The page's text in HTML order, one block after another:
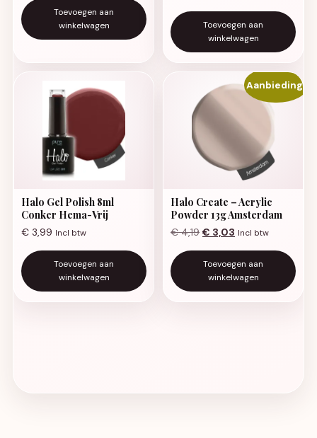
Toevoegen aan
winkelwagen
Toevoegen aan
winkelwagen
Halo Gel Polish 8ml
Conker Hema-Vrij
€ 3,99 Incl btw
Toevoegen aan
winkelwagen
Aanbieding!
Halo Create – Acrylic
Powder 13g Amsterdam
€4,19 Oorspronkelijke prijs
€ 3,03 Huidige prijs is: €
Incl btw
Toevoegen aan
winkelwagen